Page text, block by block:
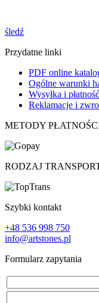
śledź
Przydatne linki
PDF online
Ogólne warunki
Wysyłka i płatność
Reklamacje i
METODY
RODZAJ
Szybki kontakt
+48 536 998 750
info@artstones.pl
Formularz zapytania